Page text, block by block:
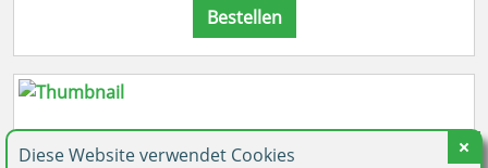
Bestellen
Diese Website verwendet Cookies